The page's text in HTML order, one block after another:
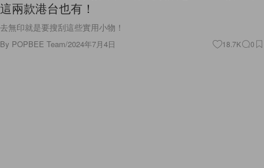
這兩款港台也有！
去無印就是要搜刮這些實用小物！
By POPBEE Team/2024年7月4日 18.7K 0